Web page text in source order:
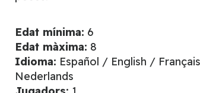
Edat mínima: 6
Edat màxima: 8
Idioma: Español / English /
Nederlands